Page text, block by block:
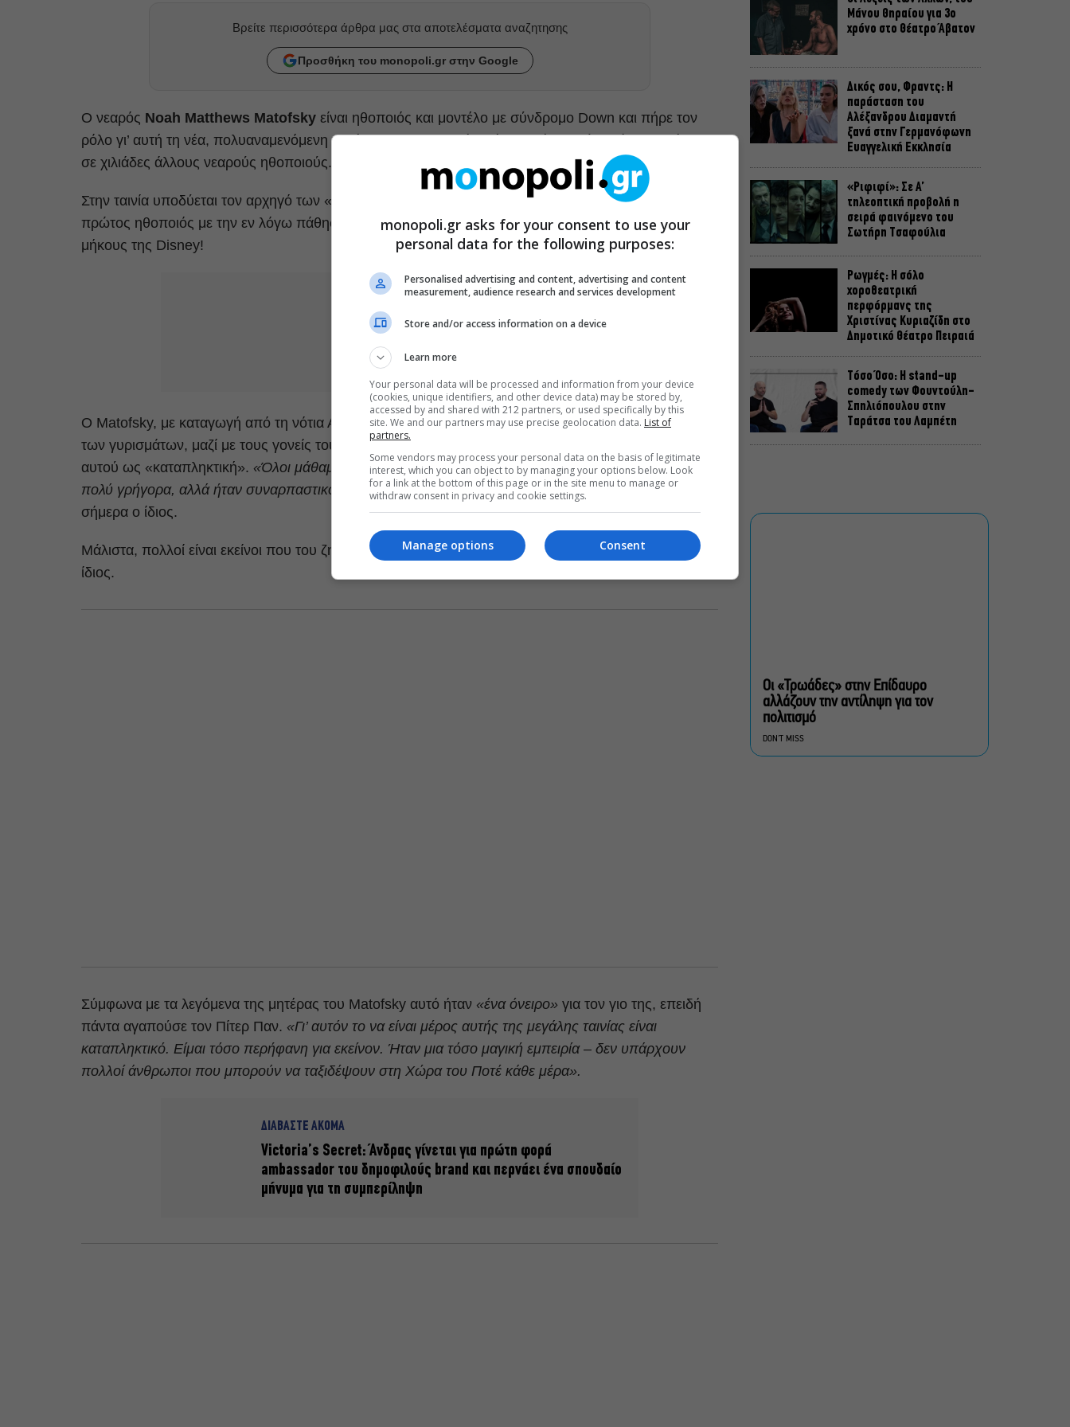
Βρείτε περισσότερα άρθρα μας στα αποτελέσματα αναζητησης
Προσθήκη του monopoli.gr στην Google
Ο νεαρός Noah Matthews Matofsky είναι ηθοποιός και μοντέλο με σύνδρομο Down και πήρε τον
ρόλο γι’ αυτή τη νέα, πολυαναμενόμενη ταινία της Disney μετά από οντισιόν αφού ξεχώρισε ανάμεσα
σε χιλιάδες άλλους νεαρούς ηθοποιούς.
Στην ταινία υποδύεται τον αρχηγό των «Χαμένων Αγοριών»,
, και γράφει ιστορία ως ο
πρώτος ηθοποιός με την εν λόγω πάθηση που θα έχει πρωταγωνιστικό ρόλο σε ταινία μεγάλου
μήκους της Disney!
ΔΙΑΒΑΣΤΕ ΑΚΟΜΑ
M-Power Festival: Με δύναμη για την
αναπηρία
Ο Matofsky, με καταγωγή από τη νότια Αγγλία, ταξίδεψε στο Βανκούβερ για έξι μήνες για τις ανάγκες
των γυρισμάτων, μαζί με τους γονείς του, και μάλιστα περιγράφει την όλη αυτή εμπειρία του ταξιδιού
αυτού ως «καταπληκτική». «Όλοι μάθαμε ξιφομαχία, που μου άρεσε. Είχα πολλά λόγια για να μάθω
πολύ γρήγορα, αλλά ήταν συναρπαστικό και το απόλαυσα πραγματικά» , αναφέρει χαρακτηριστικά
σήμερα ο ίδιος.
Μάλιστα, πολλοί είναι εκείνοι που του ζητούν ήδη αυτόγραφο:«Είμαι λίγο σαν ήρωας», σχολιάζει ο
ίδιος.
Σύμφωνα με τα λεγόμενα της μητέρας του Matofsky αυτό ήταν «ένα όνειρο» για τον γιο της, επειδή
πάντα αγαπούσε τον Πίτερ Παν. «Γι’ αυτόν το να είναι μέρος αυτής της μεγάλης ταινίας είναι
καταπληκτικό. Είμαι τόσο περήφανη για εκείνον. Ήταν μια τόσο μαγική εμπειρία – δεν υπάρχουν
πολλοί άνθρωποι που μπορούν να ταξιδέψουν στη Χώρα του Ποτέ κάθε μέρα».
ΔΙΑΒΑΣΤΕ ΑΚΟΜΑ
Victoria’s Secret: Άνδρας γίνεται για πρώτη φορά
ambassador του δημοφιλούς brand και περνάει ένα σπουδαίο
μήνυμα για τη συμπερίληψη
Μάνου Θηραίου για 3ο
χρόνο στο Θέατρο Άβατον
Δικός σου, Φραντς: Η
παράσταση του
Αλέξανδρου Διαμαντή
ξανά στην Γερμανόφωνη
Ευαγγελική Εκκλησία
«Ριφιφί»: Σε Α’
τηλεοπτική προβολή η
σειρά φαινόμενο του
Σωτήρη Τσαφούλια
Ρωγμές: Η σόλο
χοροθεατρική
περφόρμανς της
Χριστίνας Κυριαζίδη στο
Δημοτικό Θέατρο Πειραιά
Τόσο Όσο: Η stand-up
comedy των Φουντούλη-
Σπηλιόπουλου στην
Ταράτσα του Λαμπέτη
σινεμά στην Ταράτσα του
Πρόστιμα έως 73.000€ για
αυθαίρετες καταλήψεις
Πέντε διηγήματα του
Οι «Τρωάδες» στην Επίδαυρο
αλλάζουν την αντίληψη για τον
πολιτισμό
DON'T MISS
monopoli.gr asks for your consent to use your
personal data for the following purposes:
Personalised advertising and content, advertising and content
measurement, audience research and services development
Store and/or access information on a device
Learn more
Your personal data will be processed and information from your device
(cookies, unique identifiers, and other device data) may be stored by,
accessed by and shared with 212 partners, or used specifically by this
site. We and our partners may use precise geolocation data. List of
partners.
Some vendors may process your personal data on the basis of legitimate
interest, which you can object to by managing your options below. Look
for a link at the bottom of this page or in the site menu to manage or
withdraw consent in privacy and cookie settings.
Consent
Manage options